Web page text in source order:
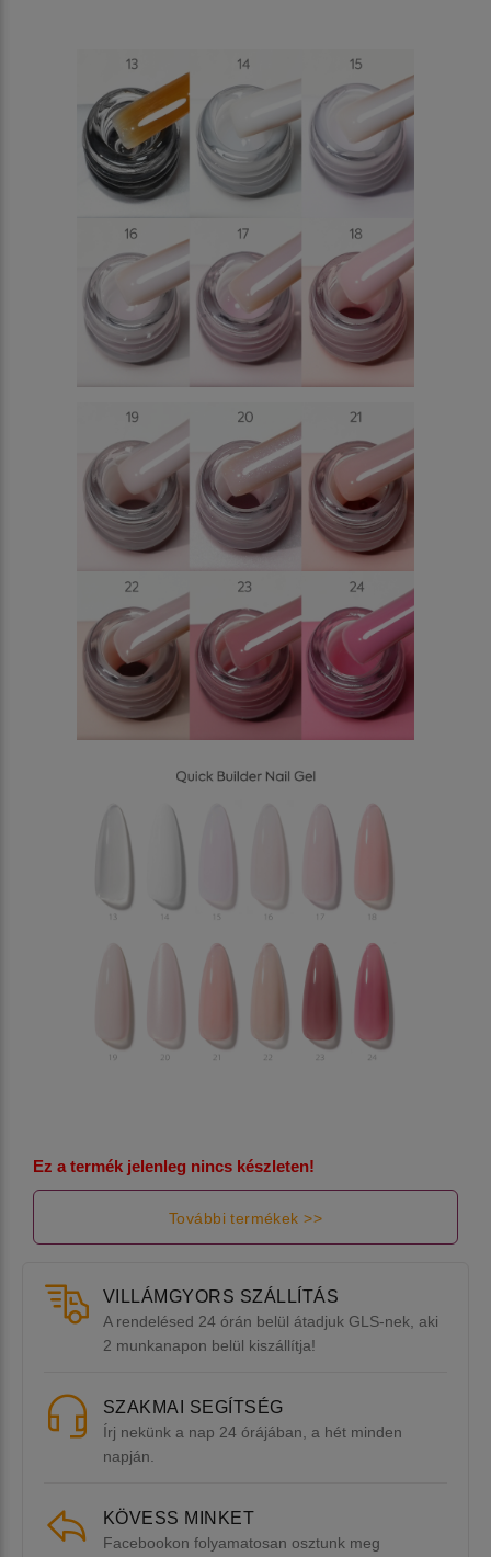
Ez a termék jelenleg nincs készleten!
További termékek >>
VILLÁMGYORS SZÁLLÍTÁS
A rendelésed 24 órán belül átadjuk GLS-nek, aki
2 munkanapon belül kiszállítja!
SZAKMAI SEGÍTSÉG
Írj nekünk a nap 24 órájában, a hét minden
napján.
KÖVESS MINKET
Facebookon folyamatosan osztunk meg